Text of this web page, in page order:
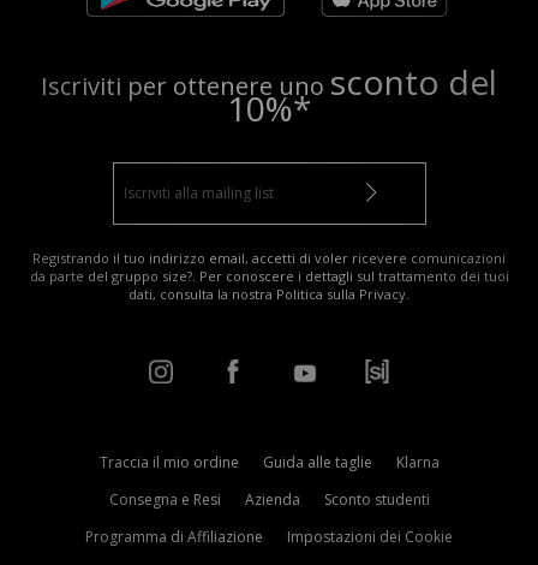
Iscriviti per ottenere uno sconto del
10%*
Registrando il tuo indirizzo email, accetti di voler ricevere comunicazioni
da parte del gruppo size?. Per conoscere i dettagli sul trattamento dei tuoi
dati, consulta la nostra Politica sulla Privacy
Traccia il mio ordine Guida alle taglie
Klarna
Consegna e Resi
Azienda
Sconto studenti
Programma di Affiliazione
Impostazioni dei Cookie